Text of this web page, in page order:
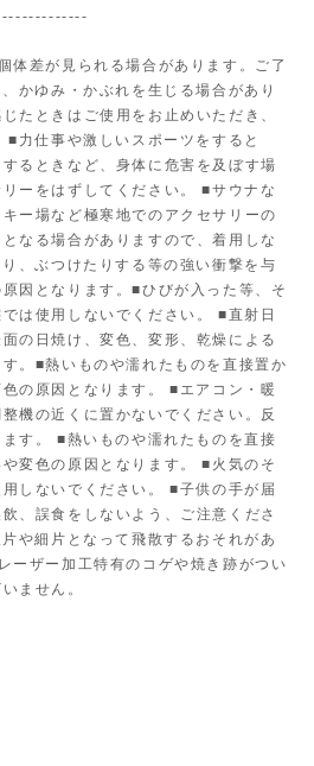
体差が見られる場合があります。ご了
かゆみ・かぶれを生じる場合があり
たときはご使用をお止めいただき、
力仕事や激しいスポーツをすると
るときなど、身体に危害を及ぼす場
ーをはずしてください。 ■サウナな
ー場など極寒地でのアクセサリーの
なる場合がありますので、着用しな
、ぶつけたりする等の強い衝撃を与
因となります。■ひびが入った等、そ
は使用しないでください。 ■直射日
の日焼け、変色、変形、乾燥による
。■熱いものや濡れたものを直接置か
の原因となります。 ■エアコン・暖
機の近くに置かないでください。反
す。 ■熱いものや濡れたものを直接
変色の原因となります。 ■火気のそ
しないでください。 ■子供の手が届
、誤食をしないよう、ご注意くださ
や細片となって飛散するおそれがあ
ーザー加工特有のコゲや焼き跡がつい
ません。